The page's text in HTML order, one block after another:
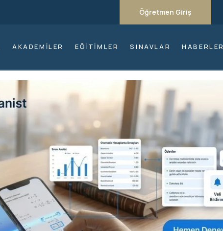
Öğretmen Giriş
AKADEMILER EĞITIMLER SINAVLAR HABERLER